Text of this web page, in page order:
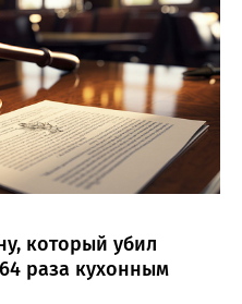
который убил
раза кухонным